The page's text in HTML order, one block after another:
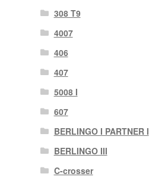
308 T9
4007
406
407
5008 I
607
BERLINGO I PARTNER I
BERLINGO III
C-crosser